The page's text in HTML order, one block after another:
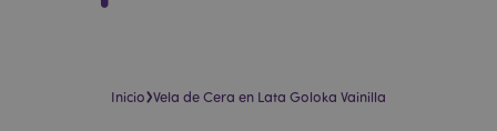
Inicio›Vela de Cera en Lata Goloka Vainilla